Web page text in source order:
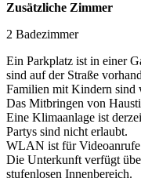
Zusätzliche Zimmer
2 Badezimmer
Ein Parkplatz ist in einer
sind auf der Straße
Familien mit Kindern sind
Das Mitbringen von
Eine Klimaanlage ist
Partys sind nicht erlaubt.
WLAN ist für Videoanrufe
Die Unterkunft verfügt
stufenlosen Innenbereich.